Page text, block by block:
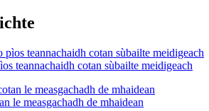
teannachaidh cotan sùbailte meidigeach
le measgachadh de mhaidean